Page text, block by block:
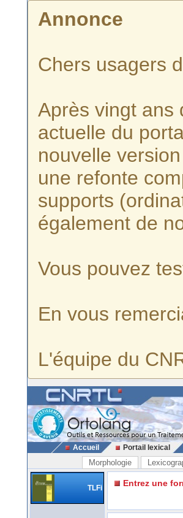
Annonce
Chers usagers
Après vingt ans
actuelle du
nouvelle
une refonte
supports
également de
Vous pouvez
En vous
L'équipe du
Accueil Portail lexical
Morphologie
TLFi Entrez une